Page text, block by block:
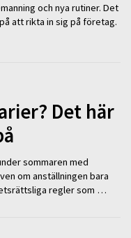
och nya rutiner. Det
att rikta in sig på företag.
Det här
sommaren med
om anställningen bara
regler som …